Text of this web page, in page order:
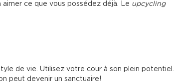
aimer ce que vous possédez déjà. Le upcycling
de vie. Utilisez votre cour à son plein potentiel.
peut devenir un sanctuaire!